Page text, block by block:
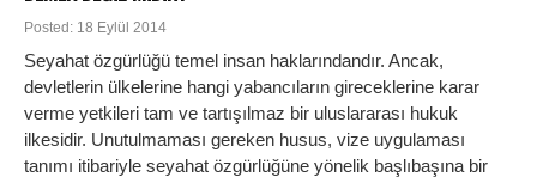
Posted: 18 Eylül 2014
Seyahat özgürlüğü temel insan haklarındandır. Ancak,
devletlerin ülkelerine hangi yabancıların gireceklerine karar
verme yetkileri tam ve tartışılmaz bir uluslararası hukuk
ilkesidir. Unutulmaması gereken husus, vize uygulaması
tanımı itibariyle seyahat özgürlüğüne yönelik başlıbaşına bir